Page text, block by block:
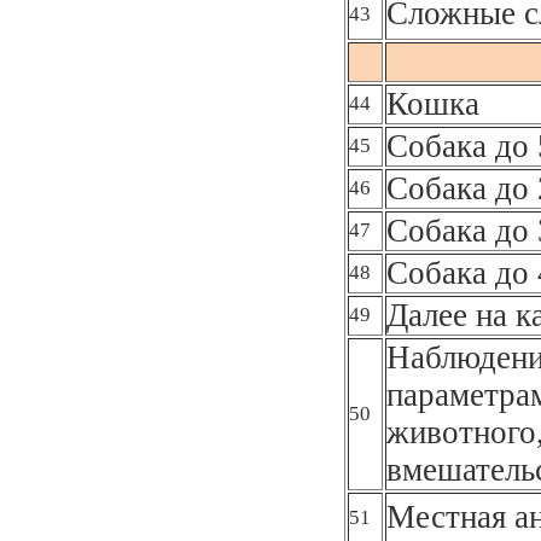
43 Сложные
44 Кошка
45 Собака до
46 Собака до
47 Собака до
48 Собака до
49 Далее на
50
51 Местная